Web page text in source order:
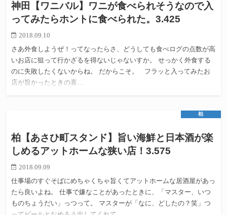
神田【ワニバル】ワニが食べられそうなので入
ってみたらホントに食べられた。3.425
2018.09.10
さあ外食しようぜ！ってなったらさ、どうしても食べログの点数が高
いお店に狙って行かざるを得ないじゃないすか。 せっかく外食する
のに失敗したくないからね。 だからこそ。 フラッと入ってみたお
店が旨かったときの喜…
柏
柏【あさひ町スタンド】旨い海鮮と日本酒が楽
しめるアットホームな狭い店！3.575
2018.09.09
仕事場のすぐそばにめちゃくちゃ旨くてアットホームな居酒屋があっ
たら良いよね。 仕事で嫌なことがあったときに、「マスター、いつ
ものちょうだい」っつって。 マスターが「なに、どしたの？笑」つ